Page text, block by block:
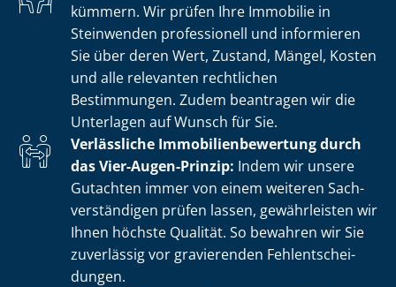
kümmern. Wir prüfen Ihre Immobilie in
Steinwenden professionell und informieren
Sie über deren Wert, Zustand, Mängel, Kosten
und alle relevanten rechtlichen
Bestimmungen. Zudem beantragen wir die
Unterlagen auf Wunsch für Sie.
Verlässliche Im­mo­bi­li­en­be­wer­tung durch
das Vier-Augen-Prinzip: Indem wir unsere
Gutachten immer von einem weiteren Sach­
ver­stän­di­gen prüfen lassen, gewährleisten wir
Ihnen höchste Qualität. So bewahren wir Sie
zuverlässig vor gravierenden Fehl­ent­schei­
dun­gen.